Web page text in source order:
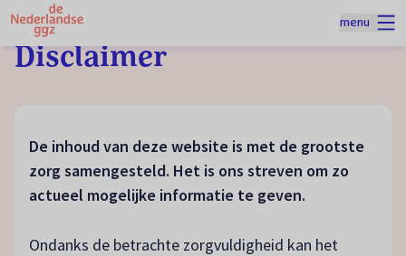
Spring naar hoofdinhoud
menu
Disclaimer
De inhoud van deze website is met de grootste
zorg samengesteld. Het is ons streven om zo
actueel mogelijke informatie te geven.
Ondanks de betrachte zorgvuldigheid kan het